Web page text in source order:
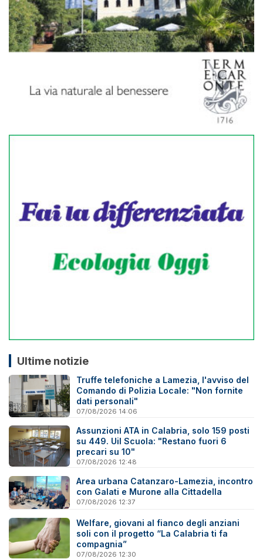
Ultime notizie
Truffe telefoniche a Lamezia, l'avviso del
Comando di Polizia Locale: "Non fornite
dati personali"
07/08/2026 14:06
Assunzioni ATA in Calabria, solo 159 posti
su 449. Uil Scuola: "Restano fuori 6
precari su 10"
07/08/2026 12:48
Area urbana Catanzaro-Lamezia, incontro
con Galati e Murone alla Cittadella
07/08/2026 12:37
Welfare, giovani al fianco degli anziani
soli con il progetto “La Calabria ti fa
compagnia”
07/08/2026 12:30